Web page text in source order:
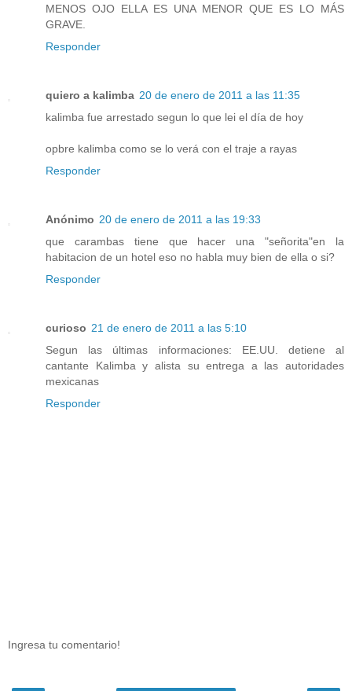
MENOS OJO ELLA ES UNA MENOR QUE ES LO MÁS
GRAVE.
Responder
quiero a kalimba 20 de enero de 2011 a las 11:35
kalimba fue arrestado segun lo que lei el día de hoy
opbre kalimba como se lo verá con el traje a rayas
Responder
Anónimo 20 de enero de 2011 a las 19:33
que carambas tiene que hacer una "señorita"en la
habitacion de un hotel eso no habla muy bien de ella o si?
Responder
curioso 21 de enero de 2011 a las 5:10
Segun las últimas informaciones: EE.UU. detiene al
cantante Kalimba y alista su entrega a las autoridades
mexicanas
Responder
Ingresa tu comentario!